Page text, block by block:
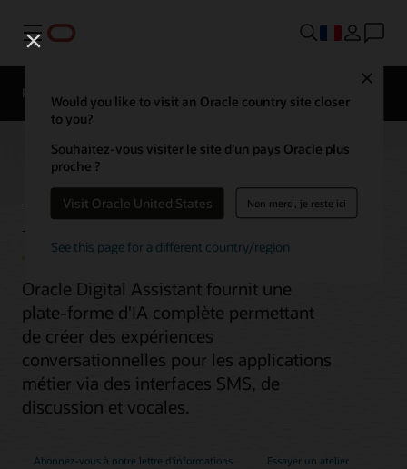
Menu
Would you like to visit an Oracle country site closer
to you?
Souhaitez-vous visiter le site d’un pays Oracle plus
proche ?
Visit Oracle United States Non merci, je reste ici
See this page for a different country/region
Présentation
Digital Assistant
Oracle Digital Assistant fournit une
plate-forme d'IA complète permettant
de créer des expériences
conversationnelles pour les applications
métier via des interfaces SMS, de
discussion et vocales.
Abonnez-vous à notre lettre d'informations Essayer un atelier